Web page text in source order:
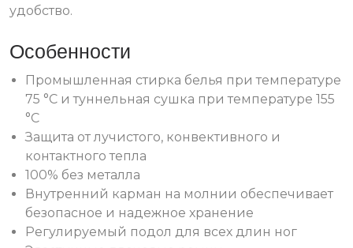
удобство.
Особенности
Промышленная стирка белья при температуре
75 °C и туннельная сушка при температуре 155
°C
Защита от лучистого, конвективного и
контактного тепла
100% без металла
Внутренний карман на молнии обеспечивает
безопасное и надежное хранение
Регулируемый подол для всех длин ног